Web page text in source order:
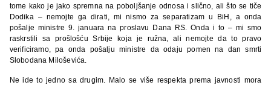
tome kako je jako spremna na poboljšanje odnosa i slično, ali što se tiče
Dodika – nemojte ga dirati, mi nismo za separatizam u BiH, a onda
pošalje ministre 9. januara na proslavu Dana RS. Onda i to – mi smo
raskrstili sa prošlošću Srbije koja je ružna, ali nemojte da to pravo
verificiramo, pa onda pošalju ministre da odaju pomen na dan smrti
Slobodana Miloševića.
Ne ide to jedno sa drugim. Malo se više respekta prema javnosti mora